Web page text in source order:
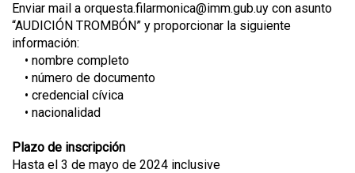
Enviar mail a orquesta.filarmonica@imm.gub.uy con asunto
“AUDICIÓN TROMBÓN” y proporcionar la siguiente
información:
• nombre completo
• número de documento
• credencial cívica
• nacionalidad
Plazo de inscripción
Hasta el 3 de mayo de 2024 inclusive